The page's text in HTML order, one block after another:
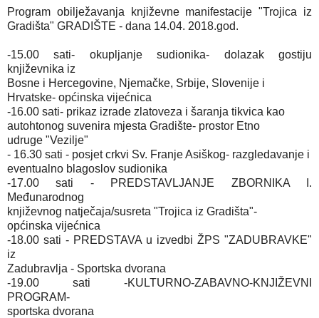
Program obilježavanja književne manifestacije "Trojica iz
Gradišta" GRADIŠTE - dana 14.04. 2018.god.
-15.00 sati- okupljanje sudionika- dolazak gostiju
književnika iz
Bosne i Hercegovine, Njemačke, Srbije, Slovenije i
Hrvatske- općinska vijećnica
-16.00 sati- prikaz izrade zlatoveza i šaranja tikvica kao
autohtonog suvenira mjesta Gradište- prostor Etno
udruge "Vezilje"
- 16.30 sati - posjet crkvi Sv. Franje Asiškog- razgledavanje i
eventualno blagoslov sudionika
-17.00 sati - PREDSTAVLJANJE ZBORNIKA I.
Međunarodnog
književnog natječaja/susreta "Trojica iz Gradišta"-
općinska vijećnica
-18.00 sati - PREDSTAVA u izvedbi ŽPS "ZADUBRAVKE"
iz
Zadubravlja - Sportska dvorana
-19.00 sati -KULTURNO-ZABAVNO-KNJIŽEVNI
PROGRAM-
sportska dvorana